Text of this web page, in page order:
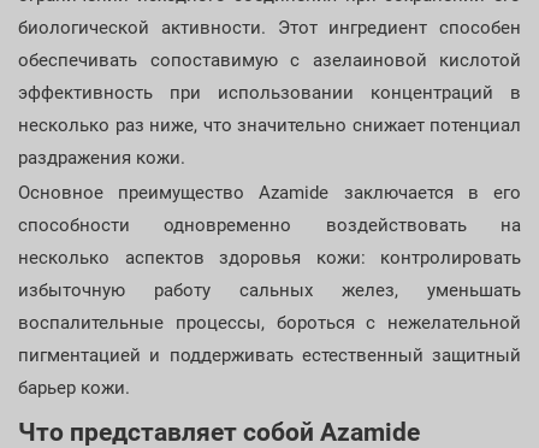
биологической активности. Этот ингредиент способен
обеспечивать сопоставимую с азелаиновой кислотой
эффективность при использовании концентраций в
несколько раз ниже, что значительно снижает потенциал
раздражения кожи.
Основное преимущество Azamide заключается в его
способности одновременно воздействовать на
несколько аспектов здоровья кожи: контролировать
избыточную работу сальных желез, уменьшать
воспалительные процессы, бороться с нежелательной
пигментацией и поддерживать естественный защитный
барьер кожи.
Что представляет собой Azamide